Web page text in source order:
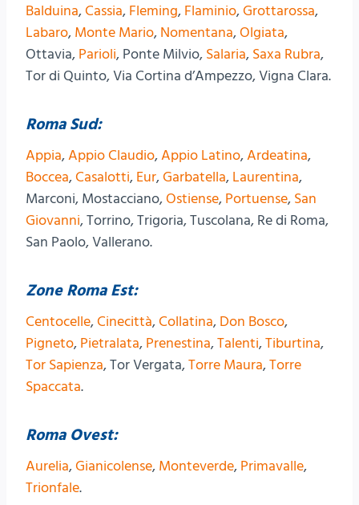
Balduina,Cassia, Fleming, Flaminio,Grottarossa,
Labaro, Monte Mario, Nomentana,Olgiata,
Ottavia, Parioli, Ponte Milvio, Salaria, Saxa Rubra,
Tor di Quinto, Via Cortina d’Ampezzo, Vigna Clara.
Roma Sud:
Appia,Appio Claudio,Appio Latino,Ardeatina,
Boccea,Casalotti, Eur,Garbatella, Laurentina,
Marconi, Mostacciano,Ostiense, Portuense, San
Giovanni, Torrino, Trigoria, Tuscolana, Re di Roma,
San Paolo, Vallerano.
Zone Roma Est:
Centocelle,Cinecittà,Collatina, Don Bosco,
Pigneto, Pietralata, Prenestina,Talenti,Tiburtina,
Tor Sapienza, Tor Vergata,Torre Maura,Torre
Spaccata.
Roma Ovest:
Aurelia,Gianicolense, Monteverde, Primavalle,
Trionfale.